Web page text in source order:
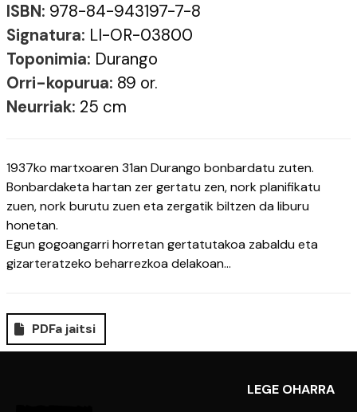
ISBN: 978-84-943197-7-8
Signatura: LI-OR-03800
Toponimia: Durango
Orri-kopurua: 89 or.
Neurriak: 25 cm
1937ko martxoaren 31an Durango bonbardatu zuten.
Bonbardaketa hartan zer gertatu zen, nork planifikatu
zuen, nork burutu zuen eta zergatik biltzen da liburu
honetan.
Egun gogoangarri horretan gertatutakoa zabaldu eta
gizarteratzeko beharrezkoa delakoan...
PDFa jaitsi
LEGE OHARRA